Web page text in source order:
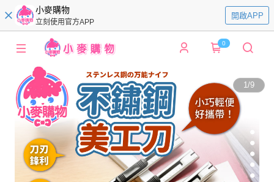
小麥購物
立刻使用官方APP
開啟APP
0
1/9